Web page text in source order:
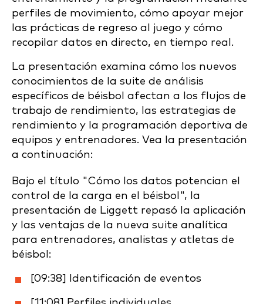
perfiles de movimiento, cómo apoyar mejor
las prácticas de regreso al juego y cómo
recopilar datos en directo, en tiempo real.
La presentación examina cómo los nuevos
conocimientos de la suite de análisis
específicos de béisbol afectan a los flujos de
trabajo de rendimiento, las estrategias de
rendimiento y la programación deportiva de
equipos y entrenadores. Vea la presentación
a continuación:
Bajo el título "Cómo los datos potencian el
control de la carga en el béisbol", la
presentación de Liggett repasó la aplicación
y las ventajas de la nueva suite analítica
para entrenadores, analistas y atletas de
béisbol:
[09:38] Identificación de eventos